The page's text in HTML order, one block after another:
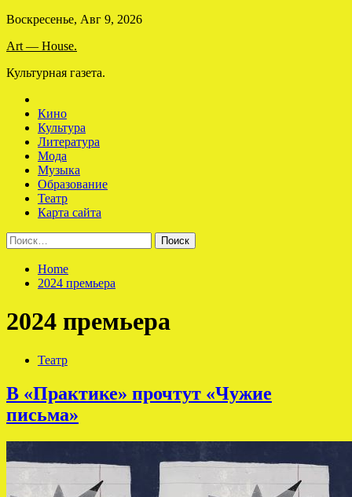
Skip
content
Воскресенье, Авг 9, 2026
Art — House.
Культурная газета.
Кино
Культура
Литература
Мода
Музыка
Образование
Театр
Карта сайта
Найти:
Home
2024 премьера
2024 премьера
Театр
В «Практике» прочтут «Чужие
письма»